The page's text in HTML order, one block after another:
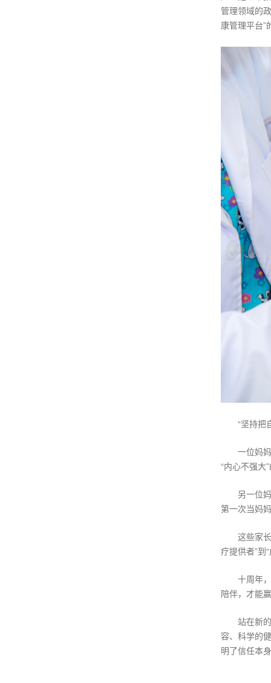
管理领域的
康管理平台”
“坚持把
一位妈
“内心不强大
另一位
第一次当妈
这些家
疗提供者”到
十周年
陪伴，才能
站在新
容、科学的
明了信任本